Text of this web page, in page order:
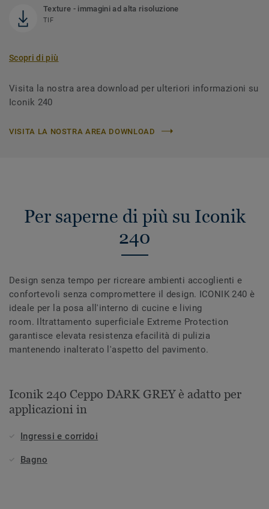
Texture - immagini ad alta risoluzione
TIF
Scopri di più
Visita la nostra area download per ulteriori informazioni su
Iconik 240
VISITA LA NOSTRA AREA DOWNLOAD
Per saperne di più su Iconik
240
Design senza tempo per ricreare ambienti accoglienti e
confortevoli senza compromettere il design. ICONIK 240 è
ideale per la posa all'interno di cucine e living
room. Iltrattamento superficiale Extreme Protection
garantisce elevata resistenza efacilità di pulizia
mantenendo inalterato l'aspetto del pavimento.
Iconik 240 Ceppo DARK GREY è adatto per
applicazioni in
Ingressi e corridoi
Bagno